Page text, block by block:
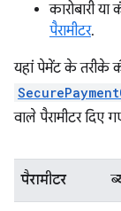
कारोबारी
पैरामीटर.
यहां पेमेंट के तरीके
वाले पैरामीटर दिए
पैरामीटर